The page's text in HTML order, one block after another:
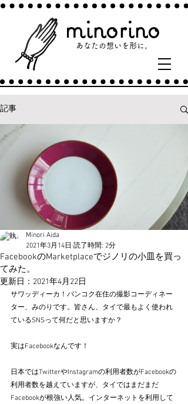
minorino
あなたの​想いを形に。​
記事
FacebookのMarketplaceでジノリの小皿を買っ
てみた。
Minori Aida
2021年3月14日 読了時間: 2分
更新日： 2021年4月22日
サワッディーカ！バンコク在住の撮影コーディネー
ター、みのりです。皆さん、タイで最もよく使われ
ているSNSって何だと思いますか？
実はFacebookなんです！
日本ではTwitterやInstagramの利用者数がFacebookの
利用者数を越えていますが、タイではまだまだ
Facebookが根強い人気。インターネットを利用して